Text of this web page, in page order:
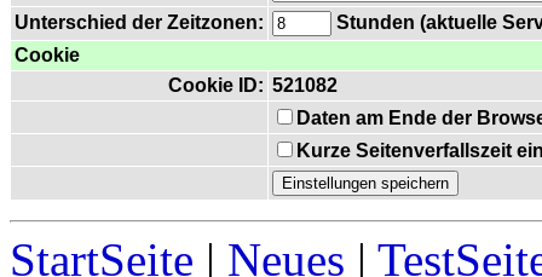
Unterschied der Zeitzonen:
Stunden (aktuelle
Cookie
Cookie ID: 521082
Daten am Ende der
Kurze Seitenverfallszeit
StartSeite | Neues |